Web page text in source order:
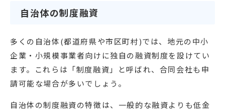
自治体の制度融資
多くの自治体(都道府県や市区町村)では、地元の中小
企業・小規模事業者向けに独自の融資制度を設けてい
ます。これらは「制度融資」と呼ばれ、合同会社も申
請可能な場合が多いでしょう。
自治体の制度融資の特徴は、一般的な融資よりも低金